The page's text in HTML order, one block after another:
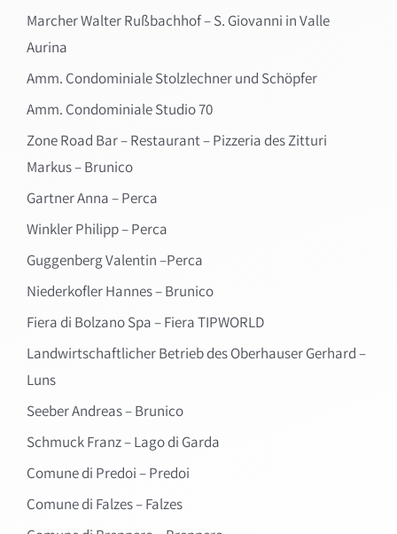
Marcher Walter Rußbachhof – S. Giovanni in Valle
Aurina
Amm. Condominiale Stolzlechner und Schöpfer
Amm. Condominiale Studio 70
Zone Road Bar – Restaurant – Pizzeria des Zitturi
Markus – Brunico
Gartner Anna – Perca
Winkler Philipp – Perca
Guggenberg Valentin –Perca
Niederkofler Hannes – Brunico
Fiera di Bolzano Spa – Fiera TIPWORLD
Landwirtschaftlicher Betrieb des Oberhauser Gerhard –
Luns
Seeber Andreas – Brunico
Schmuck Franz – Lago di Garda
Comune di Predoi – Predoi
Comune di Falzes – Falzes